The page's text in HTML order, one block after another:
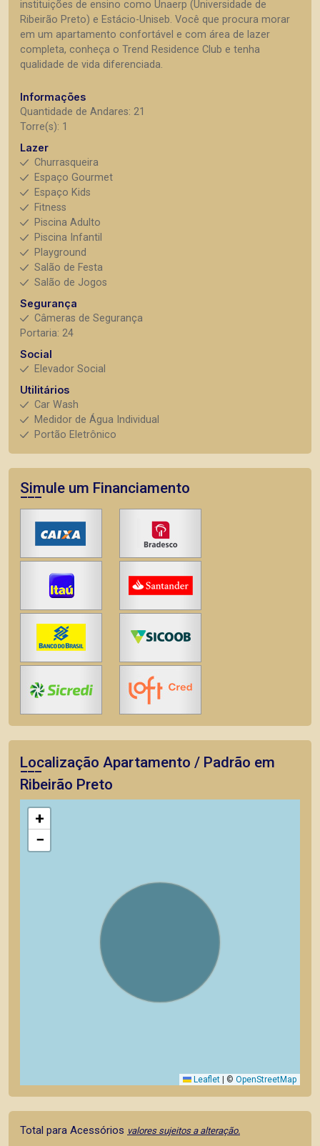
instituições de ensino como Unaerp (Universidade de
Ribeirão Preto) e Estácio-Uniseb. Você que procura morar
em um apartamento confortável e com área de lazer
completa, conheça o Trend Residence Club e tenha
qualidade de vida diferenciada.
Informações
Quantidade de Andares: 21
Torre(s): 1
Lazer
Churrasqueira
Espaço Gourmet
Espaço Kids
Fitness
Piscina Adulto
Piscina Infantil
Playground
Salão de Festa
Salão de Jogos
Segurança
Câmeras de Segurança
Portaria: 24
Social
Elevador Social
Utilitários
Car Wash
Medidor de Água Individual
Portão Eletrônico
Simule um Financiamento
Localização Apartamento / Padrão em
Ribeirão Preto
+
−
Leaflet © OpenStreetMap
Total para Acessórios valores sujeitos a alteração.